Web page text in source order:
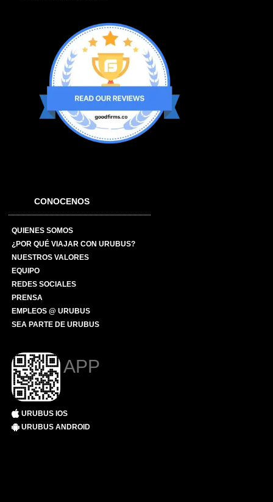
CONOCENOS
QUIENES SOMOS
¿POR QUÉ VIAJAR CON URUBUS?
NUESTROS VALORES
EQUIPO
REDES SOCIALES
PRENSA
EMPLEOS @ URUBUS
SEA PARTE DE URUBUS
APP
URUBUS IOS
URUBUS ANDROID